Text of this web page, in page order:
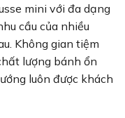
mini với đa dạng
cầu của nhiều
Không gian tiệm
lượng bánh ổn
luôn được khách